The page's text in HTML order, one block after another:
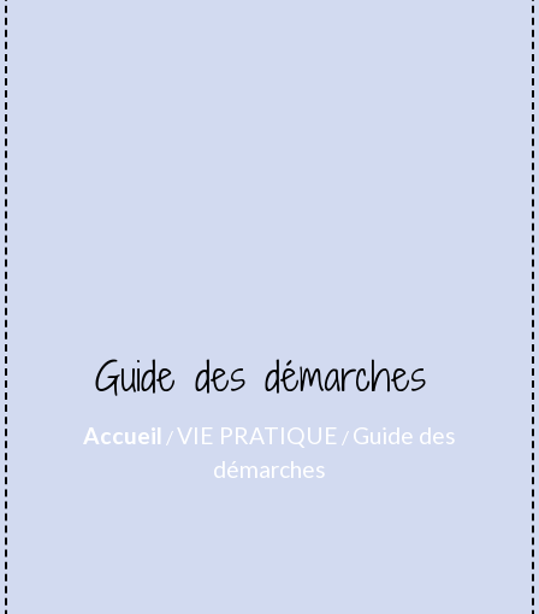
Guide des démarches
Accueil /VIE PRATIQUE / Guide des
démarches